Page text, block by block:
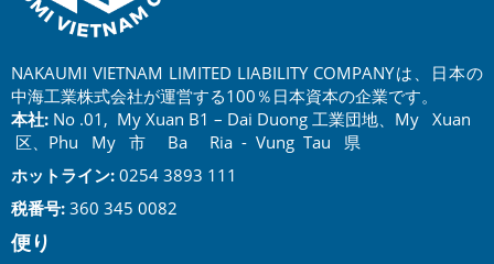
NAKAUMI VIETNAM LIMITED LIABILITY COMPANYは、日本の
中海工業株式会社が運営する100％日本資本の企業です。
本社: No .01, My Xuan B1 – Dai Duong 工業団地、My Xuan
区、Phu My 市 Ba Ria - Vung Tau 県
ホットライン: 0254 3893 111
税番号: 360 345 0082
便り